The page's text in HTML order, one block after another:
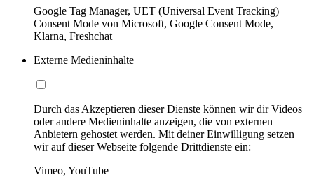
Google Tag Manager, UET (Universal Event Tracking)
Consent Mode von Microsoft, Google Consent Mode,
Klarna, Freshchat
Externe Medieninhalte
Durch das Akzeptieren dieser Dienste können wir dir Videos
oder andere Medieninhalte anzeigen, die von externen
Anbietern gehostet werden. Mit deiner Einwilligung setzen
wir auf dieser Webseite folgende Drittdienste ein:
Vimeo, YouTube